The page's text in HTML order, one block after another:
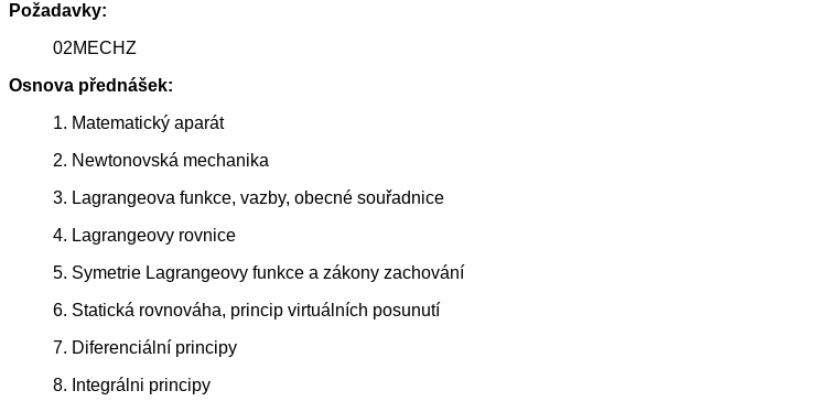
Požadavky:
02MECHZ
Osnova přednášek:
1. Matematický aparát
2. Newtonovská mechanika
3. Lagrangeova funkce, vazby, obecné souřadnice
4. Lagrangeovy rovnice
5. Symetrie Lagrangeovy funkce a zákony zachování
6. Statická rovnováha, princip virtuálních posunutí
7. Diferenciální principy
8. Integrálni principy